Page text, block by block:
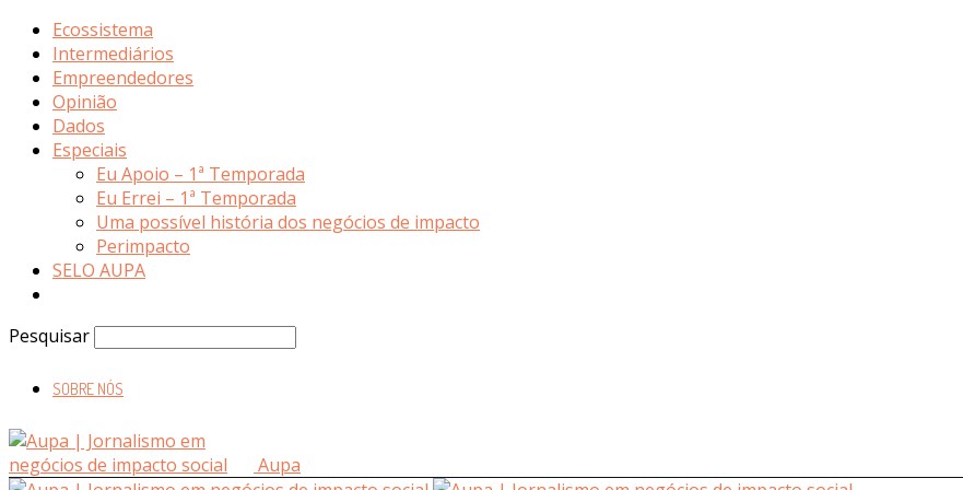
Ecossistema
Intermediários
Empreendedores
Opinião
Dados
Especiais
Eu Apoio – 1ª Temporada
Eu Errei – 1ª Temporada
Uma possível história dos negócios de impacto
Perimpacto
SELO AUPA
Pesquisar
SOBRE NÓS
Aupa